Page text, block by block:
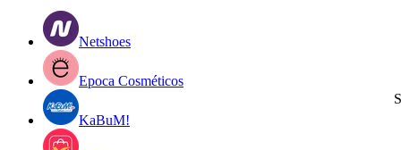
Netshoes
Epoca Cosméticos
KaBuM!